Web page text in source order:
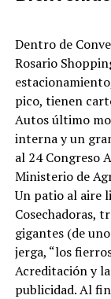
Dentro de
Rosario
pico, tienen
Autos último
interna y un
al 24 Congreso
Ministerio de
Un patio al aire
Cosechadoras,
gigantes (de
jerga, “los
Acreditación y
publicidad. Al